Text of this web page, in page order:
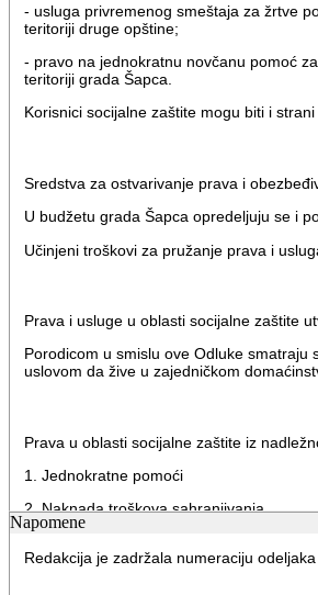
- usluga privremenog smeštaja za žrtve
teritoriji druge opštine;
- pravo na jednokratnu novčanu pomoć
teritoriji grada Šapca.
Korisnici socijalne zaštite mogu biti i
Sredstva za ostvarivanje prava i
U budžetu grada Šapca opredeljuju se i
Učinjeni troškovi za pružanje prava i
Prava i usluge u oblasti socijalne zaštite
Porodicom u smislu ove Odluke
uslovom da žive u zajedničkom
Prava u oblasti socijalne zaštite iz
1. Jednokratne pomoći
2. Naknada troškova sahranjivanja
Napomene
Redakcija je zadržala numeraciju